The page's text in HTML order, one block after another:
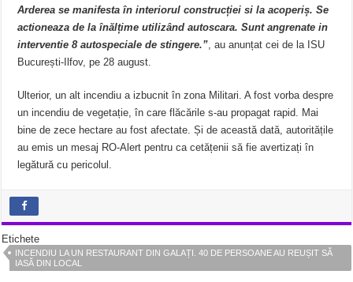
Arderea se manifesta în interiorul construcției si la acoperiș. Se
actioneaza de la înălțime utilizând autoscara. Sunt angrenate in
interventie 8 autospeciale de stingere.” , au anunțat cei de la ISU
București-Ilfov, pe 28 august.
Ulterior, un alt incendiu a izbucnit în zona Militari. A fost vorba despre
un incendiu de vegetație, în care flăcările s-au propagat rapid. Mai
bine de zece hectare au fost afectate. Și de această dată, autoritățile
au emis un mesaj RO-Alert pentru ca cetățenii să fie avertizați în
legătură cu pericolul.
Etichete
INCENDIU LA UN RESTAURANT DIN GALAȚI. 40 DE PERSOANE AU REUȘIT SĂ
IASĂ DIN LOCAL